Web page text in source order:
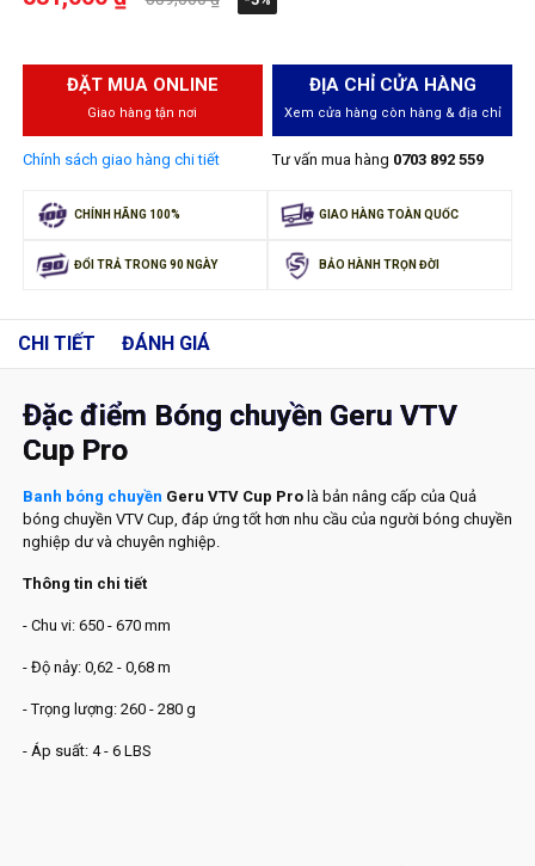
ĐẶT MUA ONLINE
Giao hàng tận nơi
Chính sách giao hàng chi tiết
ĐỊA CHỈ CỬA HÀNG
Xem cửa hàng còn hàng & địa chỉ
Tư vấn mua hàng 0703 892 559
CHÍNH HÃNG 100% GIAO HÀNG TOÀN QUỐC
ĐỔI TRẢ TRONG 90 NGÀY BẢO HÀNH TRỌN ĐỜI
CHI TIẾT ĐÁNH GIÁ
Đặc điểm Bóng chuyền Geru VTV
Cup Pro
Banh bóng chuyền Geru VTV Cup Pro là bản nâng cấp của Quả
bóng chuyền VTV Cup, đáp ứng tốt hơn nhu cầu của người bóng chuyền
nghiệp dư và chuyên nghiệp.
Thông tin chi tiết
- Chu vi: 650 - 670 mm
- Độ nảy: 0,62 - 0,68 m
- Trọng lượng: 260 - 280 g
- Áp suất: 4 - 6 LBS